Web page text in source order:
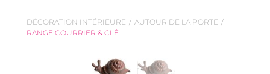
DÉCORATION INTÉRIEURE
AUTOUR DE LA PORTE
RANGE COURRIER & CLÉ